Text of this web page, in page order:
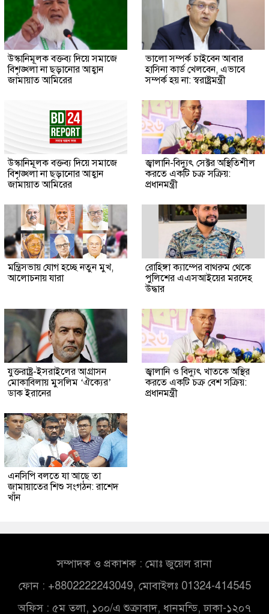
উস্কানিমূলক বক্তব্য দিয়ে সমাজে
বিশৃঙ্খলা না ছড়ানোর আহ্বান
জামায়াত আমিরের
ভালো সম্পর্ক চাইবেন আবার
হাসিনা কার্ড খেলবেন, এভাবে
সম্পর্ক হয় না: স্বরাষ্ট্রমন্ত্রী
উস্কানিমূলক বক্তব্য দিয়ে সমাজে
বিশৃঙ্খলা না ছড়ানোর আহ্বান
জামায়াত আমিরের
জ্বালানি-বিদ্যুৎ সেক্টর অস্থিতিশীল
করতে একটি চক্র সক্রিয়:
প্রধানমন্ত্রী
মন্ত্রিসভায় যোগ হচ্ছে নতুন মুখ,
আলোচনায় যারা
রোহিঙ্গা ক্যাম্পের বাথরুম থেকে
পুলিশের এএসআইয়ের মরদেহ
উদ্ধার
যুক্তরাষ্ট্র-ইসরাইলের আগ্রাসন
মোকাবিলায় মুসলিম ‘ঐক্যের’
ডাক ইরানের
জ্বালানি ও বিদ্যুৎ খাতকে অস্থির
করতে একটি চক্র বেশ সক্রিয়:
প্রধানমন্ত্রী
এনসিপি বলতে যা আছে তা
জামায়াতের শিশু সংগঠন: রাশেদ
খাঁন
সম্পাদক ও প্রকাশক : মোঃ জুয়েল রানা
ফোন : +8802222243049, মোবাইলঃ 01324-414545
অফিস : ৫ম তলা, ১০০/এ শুক্রাবাদ, ধানমন্ডি, ঢাকা-১২০৭